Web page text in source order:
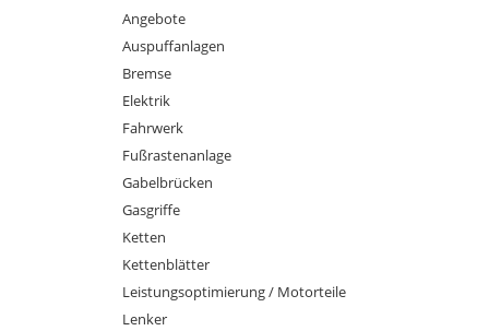
Angebote
Auspuffanlagen
Bremse
Elektrik
Fahrwerk
Fußrastenanlage
Gabelbrücken
Gasgriffe
Ketten
Kettenblätter
Leistungsoptimierung / Motorteile
Lenker